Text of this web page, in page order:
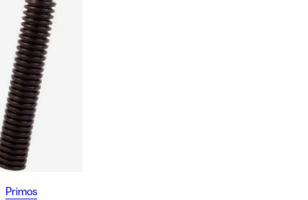
Primos